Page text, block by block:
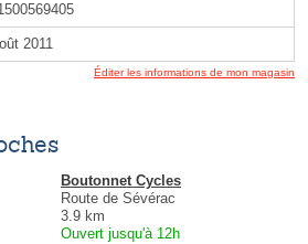
2011
Éditer les informations de mon magasin
Boutonnet Cycles
Route de Sévérac
3.9 km
Ouvert jusqu'à 12h